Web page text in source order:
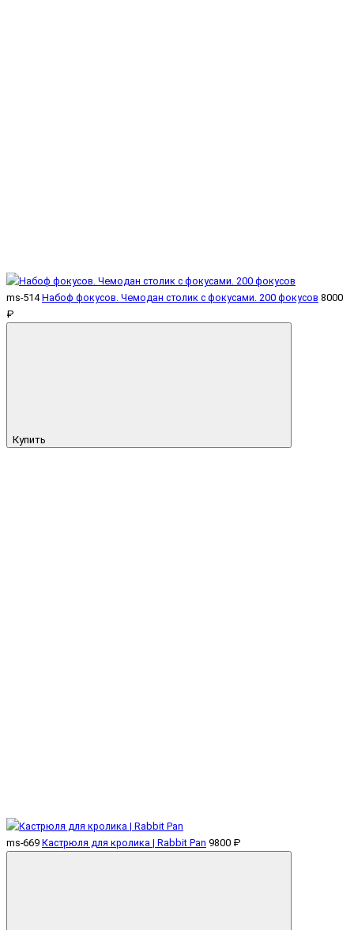
ms-514 Набоф фокусов. Чемодан столик с фокусами. 200 фокусов 8000
₽
Купить
ms-669 Кастрюля для кролика | Rabbit Pan 9800 ₽